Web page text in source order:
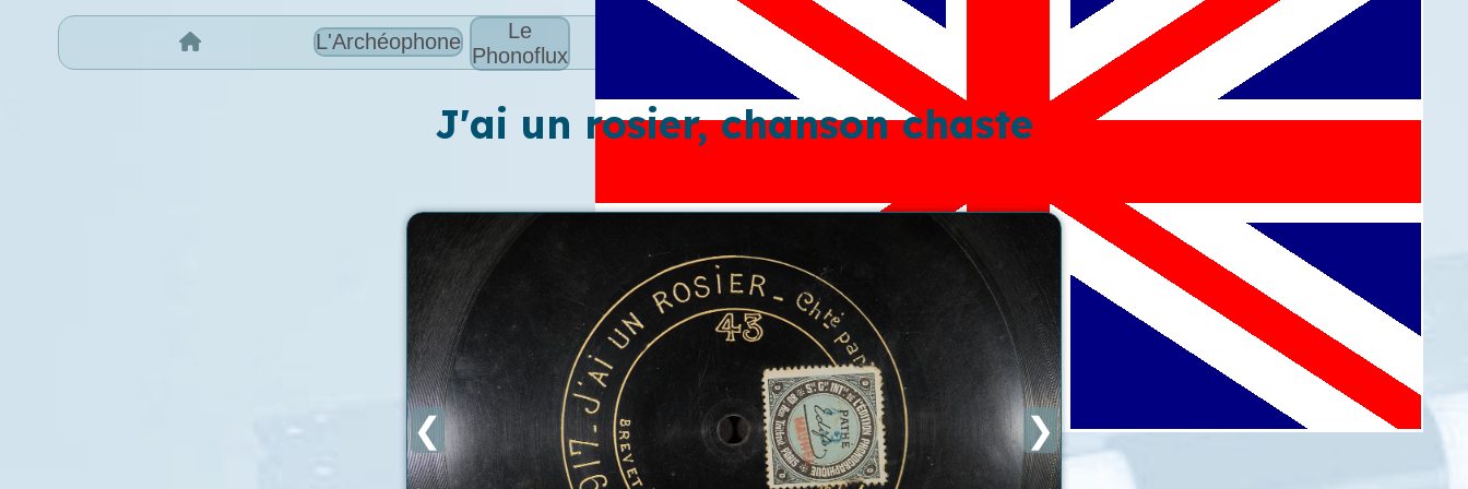
L'Archéophone
Le
Phonoflux
J'ai un rosier, chanson chaste
❮ ❯